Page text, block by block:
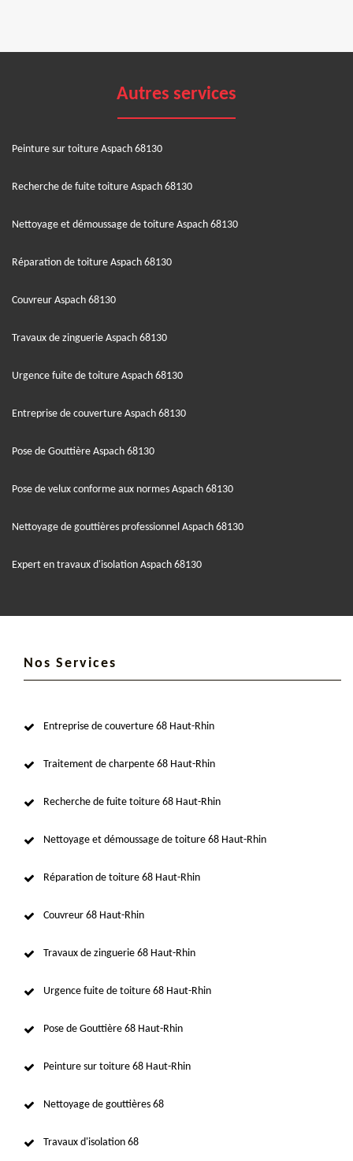
Autres services
Peinture sur toiture Aspach 68130
Recherche de fuite toiture Aspach 68130
Nettoyage et démoussage de toiture Aspach 68130
Réparation de toiture Aspach 68130
Couvreur Aspach 68130
Travaux de zinguerie Aspach 68130
Urgence fuite de toiture Aspach 68130
Entreprise de couverture Aspach 68130
Pose de Gouttière Aspach 68130
Pose de velux conforme aux normes Aspach 68130
Nettoyage de gouttières professionnel Aspach 68130
Expert en travaux d'isolation Aspach 68130
Nos Services
Entreprise de couverture 68 Haut-Rhin
Traitement de charpente 68 Haut-Rhin
Recherche de fuite toiture 68 Haut-Rhin
Nettoyage et démoussage de toiture 68 Haut-Rhin
Réparation de toiture 68 Haut-Rhin
Couvreur 68 Haut-Rhin
Travaux de zinguerie 68 Haut-Rhin
Urgence fuite de toiture 68 Haut-Rhin
Pose de Gouttière 68 Haut-Rhin
Peinture sur toiture 68 Haut-Rhin
Nettoyage de gouttières 68
Travaux d'isolation 68